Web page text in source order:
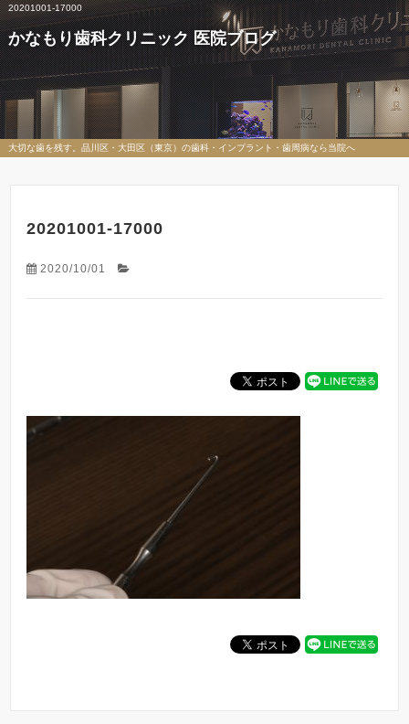
20201001-17000
かなもり歯科クリニック 医院ブログ
大切な歯を残す。品川区・大田区（東京）の歯科・インプラント・歯周病なら当院へ
20201001-17000
2020/10/01